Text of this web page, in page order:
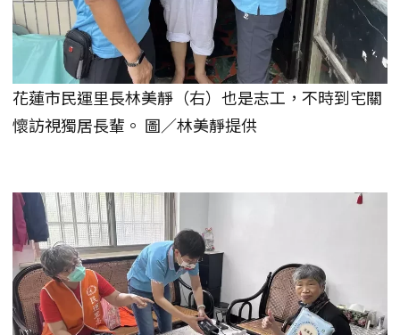
花蓮市民運里長林美靜（右）也是志工，不時到宅關
懷訪視獨居長輩。 圖／林美靜提供